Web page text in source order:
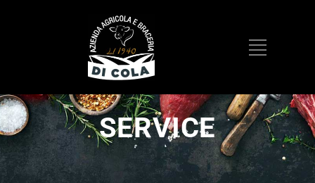
SERVICE